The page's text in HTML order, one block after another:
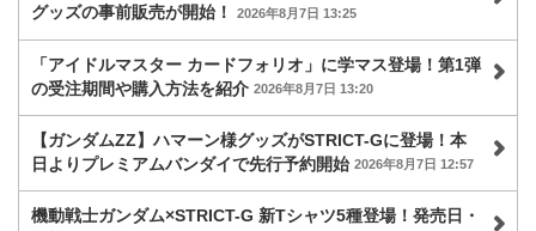
グッズの事前販売が開始！
2026年8月7日 13:25
「アイドルマスター カードフォリオ」に学マス登場！第1弾
の受注期間や購入方法を紹介 2026年8月7日 13:20
【ガンダムZZ】ハマーン様グッズがSTRICT-Gに登場！本
日よりプレミアムバンダイで先行予約開始 2026年8月7日 12:57
機動戦士ガンダム×STRICT-G 新Tシャツ5種登場！発売日・